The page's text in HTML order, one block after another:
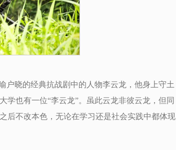
户晓的经典抗战剧中的人物李云龙，他身上守土
也有一位“李云龙”。虽此云龙非彼云龙，但同
后不改本色，无论在学习还是社会实践中都体现